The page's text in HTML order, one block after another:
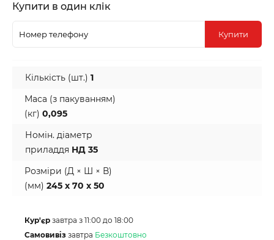
Купити в один клік
Купити
Кількість (шт.) 1
Маса (з пакуванням)
(кг) 0,095
Номін. діаметр
приладдя НД 35
Розміри (Д × Ш × В)
(мм) 245 x 70 x 50
Кур'єр завтра з 11:00 до 18:00
Самовивіз завтра Безкоштовно